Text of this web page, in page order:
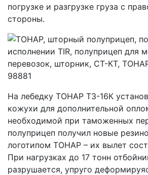
погрузке и разгрузке груза с
стороны.
На лебедку ТОНАР T3-16К
кожухи для дополнительной
необходимой при таможенных
полуприцеп получил новые
логотипом ТОНАР – их вылет
При нагрузках до 17 тонн
разрушается, упруго